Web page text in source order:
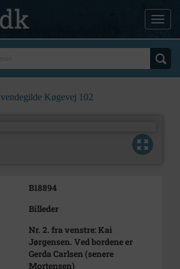
Køgevej 102
B18894
Billeder
Nr. 2. fra venstre: Kai
Jørgensen. Ved bordene er
Gerda Carlsen (senere
Mortensen)